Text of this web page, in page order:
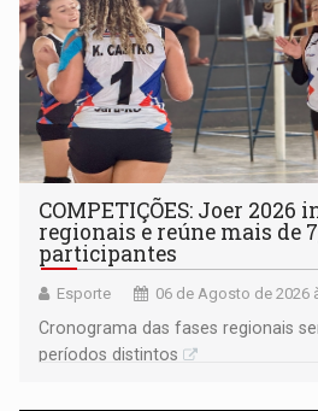
COMPETIÇÕES: Joer 2026
regionais e reúne mais de
participantes
Esporte 06 de Agosto de 2026
Cronograma das fases regionais
períodos distintos